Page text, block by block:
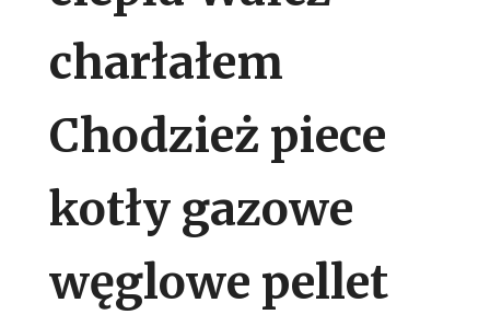
charłałem
Chodzież piece
kotły gazowe
węglowe pellet